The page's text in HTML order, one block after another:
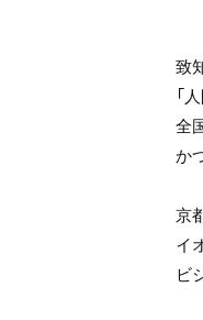
致
「
全
か
京
イ
ビ